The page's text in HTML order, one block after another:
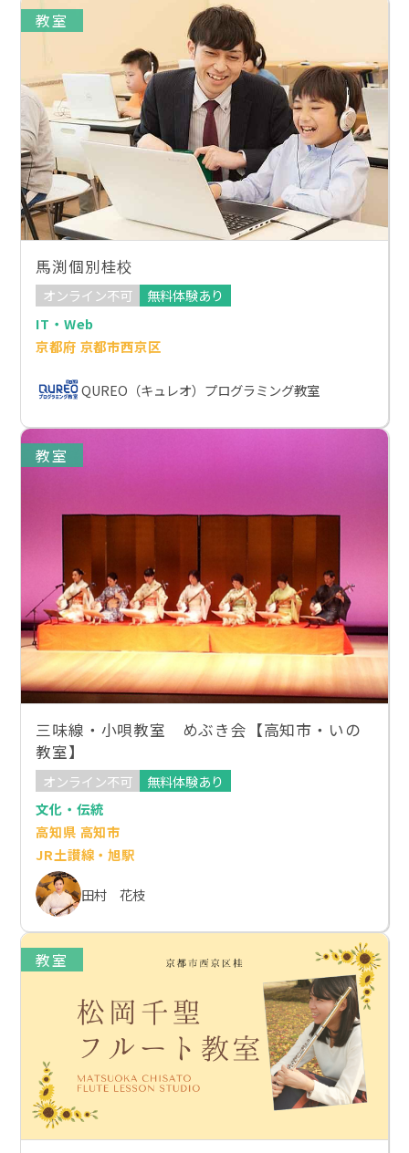
教室
馬渕個別桂校
オンライン不可
無料体験あり
IT・Web
京都府 京都市西京区
QUREO（キュレオ）プログラミング教室
教室
三味線・小唄教室 めぶき会【高知市・いの
教室】
オンライン不可
無料体験あり
文化・伝統
高知県 高知市
JR土讃線・旭駅
田村 花枝
教室